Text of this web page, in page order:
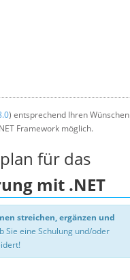
) entsprechend Ihren Wünschen
Framework möglich.
für das
mit .NET
streichen, ergänzen und
Sie eine Schulung und/oder